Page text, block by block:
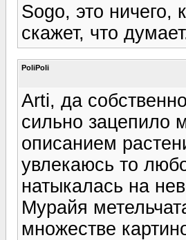
Sogo, это ничего,
скажет, что
PoliPoli
Arti, да
сильно зацепило
описанием
увлекаюсь то
натыкалась на
Мурайя
множестве